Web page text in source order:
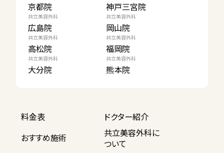
京都院 神戸三宮院
共立美容外科
広島院
共立美容外科
岡山院
共立美容外科
高松院
共立美容外科
福岡院
共立美容外科
大分院
共立美容外科
熊本院
料金表
ドクター紹介
おすすめ施術
共立美容外科に
ついて